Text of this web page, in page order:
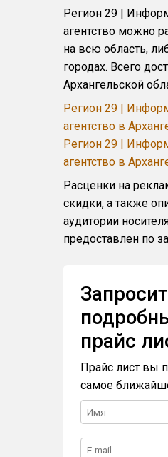
Регион 29 |
агентство можно
на всю область,
городах. Всего
Архангельской
Регион 29 |
агентство в
Регион 29 |
агентство в
Расценки на
скидки, а также
аудитории
предоставлен по
прайс
Прайс лист вы
самое